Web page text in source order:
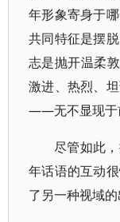
年形象寄身于
共同特征是摆
志是抛开温柔
激进、热烈、
——无不显现于
尽管如此
年话语的互动
了另一种视域